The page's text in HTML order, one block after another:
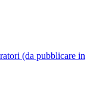
(da pubblicare in